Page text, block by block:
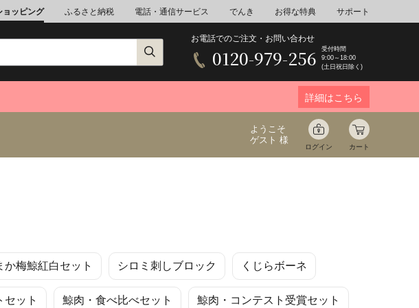
ョッピング ふるさと納税 電話・通信サービス でんき お得な特典 サポート
お電話でのご注文・お問い合わせ
0120-979-256
受付時間
9:00～18:00
(土日祝日除く)
詳細はこちら
麺類/つゆ ミネラルウォーター
書籍
ようこそ
ゲスト 様
ログイン カート
か梅鯨紅白セット シロミ刺しブロック くじらボーネ
セット 鯨肉・食べ比べセット 鯨肉・コンテスト受賞セット